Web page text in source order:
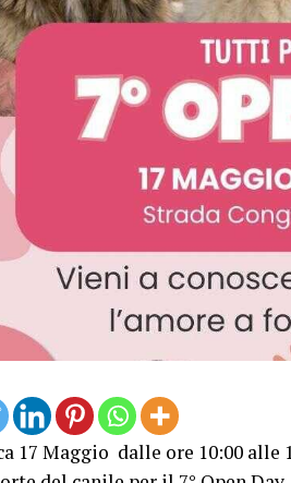
17 Maggio dalle ore 10:00 alle